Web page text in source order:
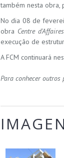
também nesta obra,
No dia 08 de
obra Centre d'Affaires
execução de
A FCM continuará
Para conhecer